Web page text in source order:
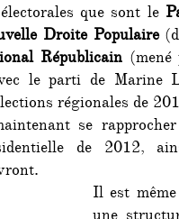
que sont le
Droite Populaire
Républicain
le parti de Marine
régionales de
se
de 2012,
Il est